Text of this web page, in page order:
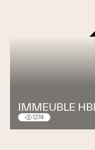
IMMEUBLE
1274